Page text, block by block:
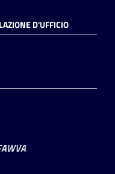
D'UFFICIO